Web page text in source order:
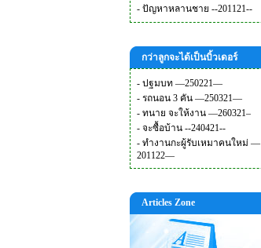
- ปัญหาหลานชาย --201121--
กว่าลูกจะได้เป็นบิ้วเดอร์
- ปฐมบท —250221—
- รถนอน 3 คัน —250321—
- ทนาย จะให้งาน —260321–
- จะซื้อบ้าน --240421--
- ทำงานกะผู้รับเหมาคนใหม่ —
201122—
Articles Zone